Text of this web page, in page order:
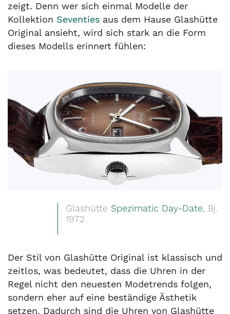
zeigt. Denn wer sich einmal Modelle der
Kollektion Seventies aus dem Hause Glashütte
Original ansieht, wird sich stark an die Form
dieses Modells erinnert fühlen:
Glashütte Spezimatic Day-Date, Bj.
1972
Der Stil von Glashütte Original ist klassisch und
zeitlos, was bedeutet, dass die Uhren in der
Regel nicht den neuesten Modetrends folgen,
sondern eher auf eine beständige Ästhetik
setzen. Dadurch sind die Uhren von Glashütte